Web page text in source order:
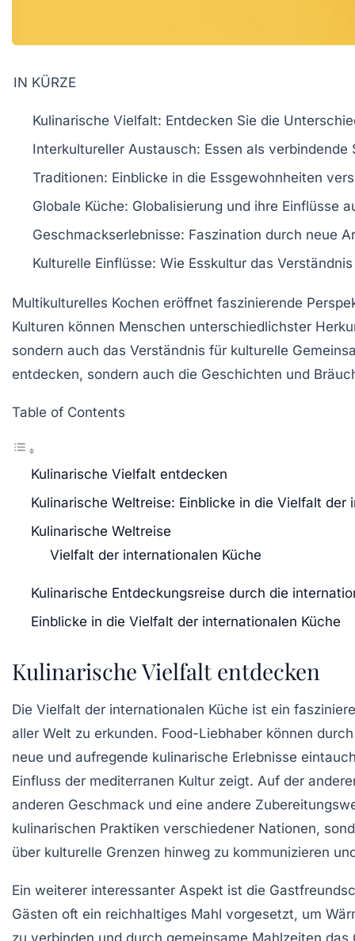
IN KÜRZE
Kulinarische Vielfalt: Entdecken Sie die
Interkultureller Austausch: Essen als verbindende
Traditionen: Einblicke in die Essgewohnheiten
Globale Küche: Globalisierung und ihre Einflüsse
Geschmackserlebnisse: Faszination durch neue
Kulturelle Einflüsse: Wie Esskultur das
Multikulturelles Kochen eröffnet faszinierende
Kulturen können Menschen unterschiedlichster
sondern auch das Verständnis für kulturelle
entdecken, sondern auch die Geschichten und
Table of Contents
Kulinarische Vielfalt entdecken
Kulinarische Weltreise: Einblicke in die Vielfalt der
Kulinarische Weltreise
Vielfalt der internationalen Küche
Kulinarische Entdeckungsreise durch die
Einblicke in die Vielfalt der internationalen Küche
Kulinarische Vielfalt entdecken
Die Vielfalt der internationalen Küche ist ein
aller Welt zu erkunden. Food-Liebhaber können
neue und aufregende kulinarische Erlebnisse
Einfluss der mediterranen Kultur zeigt. Auf der
anderen Geschmack und eine andere
kulinarischen Praktiken verschiedener Nationen,
über kulturelle Grenzen hinweg zu kommunizieren
Ein weiterer interessanter Aspekt ist die
Gästen oft ein reichhaltiges Mahl vorgesetzt, um
zu verbinden und durch gemeinsame Mahlzeiten